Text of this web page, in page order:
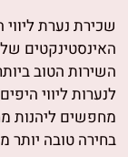
שכירת נערת
האינסטינקטים
השירות הטוב
לנערות ליווי
מחפשים ליהנות
בחירה טובה יותר